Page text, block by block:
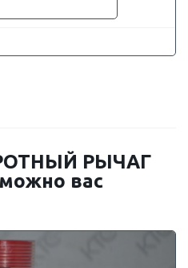
РЫЧАГ
вас